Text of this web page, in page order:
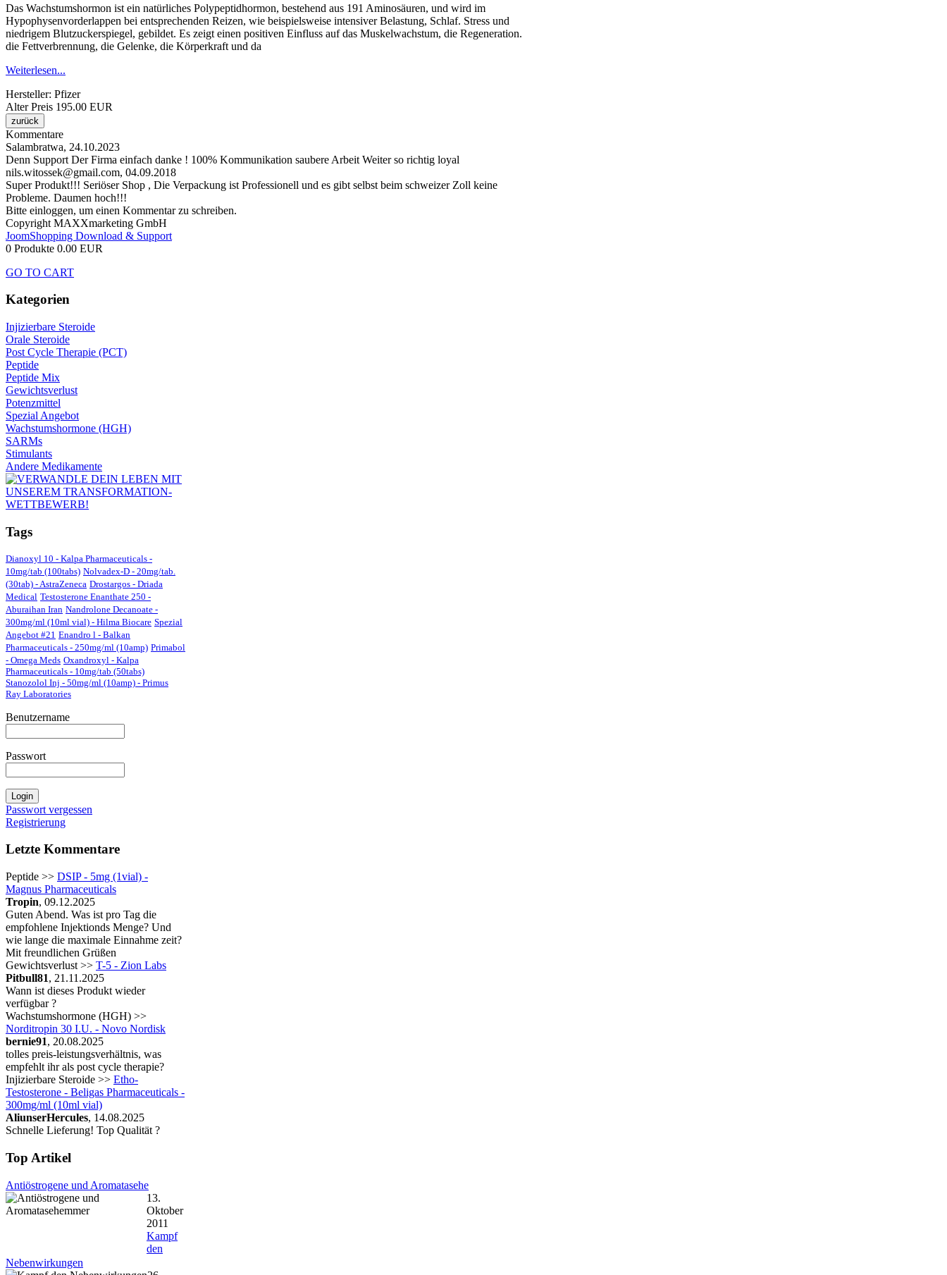
Das Wachstumshormon ist ein natürliches Polypeptidhormon, bestehend aus 191 Aminosäuren, und wird im
Hypophysenvorderlappen bei entsprechenden Reizen, wie beispielsweise intensiver Belastung, Schlaf. Stress und
niedrigem Blutzuckerspiegel, gebildet. Es zeigt einen positiven Einfluss auf das Muskelwachstum, die Regeneration.
die Fettverbrennung, die Gelenke, die Körperkraft und da
Weiterlesen...
Hersteller: Pfizer
Alter Preis 195.00 EUR
Kommentare
Salambratwa, 24.10.2023
Denn Support Der Firma einfach danke ! 100% Kommunikation saubere Arbeit Weiter so richtig loyal
nils.witossek@gmail.com, 04.09.2018
Super Produkt!!! Seriöser Shop , Die Verpackung ist Professionell und es gibt selbst beim schweizer Zoll keine
Probleme. Daumen hoch!!!
Bitte einloggen, um einen Kommentar zu schreiben.
Copyright MAXXmarketing GmbH
JoomShopping Download & Support
0 Produkte 0.00 EUR
GO TO CART
Kategorien
Injizierbare Steroide
Orale Steroide
Post Cycle Therapie (PCT)
Peptide
Peptide Mix
Gewichtsverlust
Potenzmittel
Spezial Angebot
Wachstumshormone (HGH)
SARMs
Stimulants
Andere Medikamente
Tags
Dianoxyl 10 - Kalpa Pharmaceuticals -
10mg/tab (100tabs) Nolvadex-D - 20mg/tab.
(30tab) - AstraZeneca Drostargos - Driada
Medical Testosterone Enanthate 250 -
Aburaihan Iran Nandrolone Decanoate -
300mg/ml (10ml vial) - Hilma Biocare Spezial
Angebot #21 Enandro l - Balkan
Pharmaceuticals - 250mg/ml (10amp) Primabol
- Omega Meds Oxandroxyl - Kalpa
Pharmaceuticals - 10mg/tab (50tabs)
Stanozolol Inj - 50mg/ml (10amp) - Primus
Ray Laboratories
Benutzername
Passwort
Passwort vergessen
Registrierung
Letzte Kommentare
Peptide >> DSIP - 5mg (1vial) -
Magnus Pharmaceuticals
Tropin, 09.12.2025
Guten Abend. Was ist pro Tag die
empfohlene Injektionds Menge? Und
wie lange die maximale Einnahme zeit?
Mit freundlichen Grüßen
Gewichtsverlust >> T-5 - Zion Labs
Pitbull81, 21.11.2025
Wann ist dieses Produkt wieder
verfügbar ?
Wachstumshormone (HGH) >>
Norditropin 30 I.U. - Novo Nordisk
bernie91, 20.08.2025
tolles preis-leistungsverhältnis, was
empfehlt ihr als post cycle therapie?
Injizierbare Steroide >> Etho-
Testosterone - Beligas Pharmaceuticals -
300mg/ml (10ml vial)
AliunserHercules, 14.08.2025
Schnelle Lieferung! Top Qualität ?
Top Artikel
Antiöstrogene und Aromatasehe
13.
Oktober
2011
Kampf
den
Nebenwirkungen